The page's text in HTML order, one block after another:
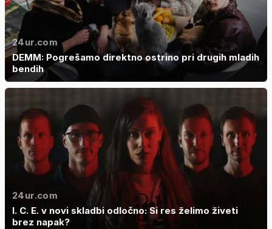
24ur.com
DEMM: Pogrešamo direktno ostrino pri drugih mladih
bendih
24ur.com
I. C. E. v novi skladbi odločno: Si res želimo živeti
brez napak?